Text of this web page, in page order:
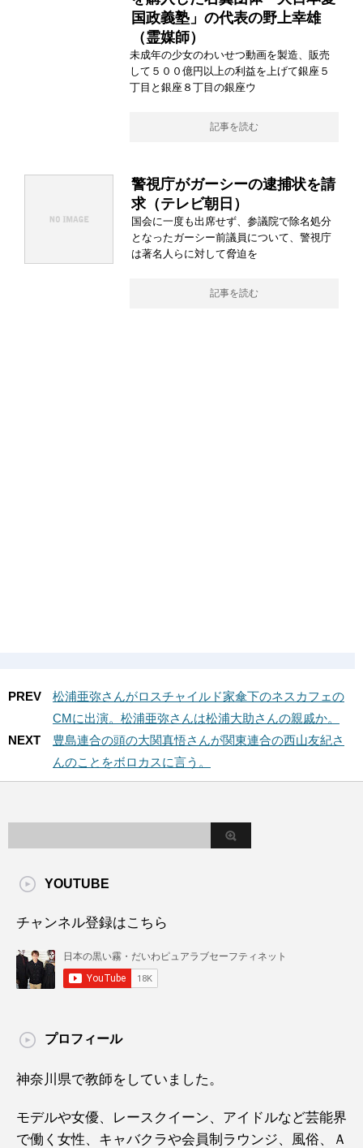
国政義塾」の代表の野上幸雄
（霊媒師）
未成年の少女のわいせつ動画を製造、販売
して５００億円以上の利益を上げて銀座５
丁目と銀座８丁目の銀座ウ
記事を読む
警視庁がガーシーの逮捕状を請
求（テレビ朝日）
国会に一度も出席せず、参議院で除名処分
となったガーシー前議員について、警視庁
は著名人らに対して脅迫を
記事を読む
PREV
松浦亜弥さんがロスチャイルド家傘下のネスカフェの
CMに出演。松浦亜弥さんは松浦大助さんの親戚か。
NEXT
豊島連合の頭の大関真悟さんが関東連合の西山友紀さ
んのことをボロカスに言う。
YOUTUBE
チャンネル登録はこちら
プロフィール
神奈川県で教師をしていました。
モデルや女優、レースクイーン、アイドルなど芸能界
で働く女性、キャバクラや会員制ラウンジ、風俗、Ａ